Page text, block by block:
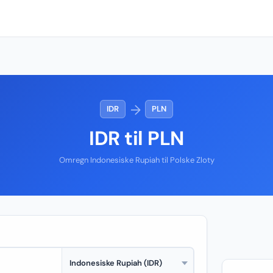
IDR → PLN
IDR til PLN
Omregn Indonesiske Rupiah til Polske Zloty